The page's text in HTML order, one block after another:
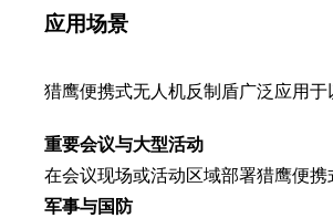
应用场景
猎鹰便携式无人机反制盾广泛应用
重要会议与大型活动
在会议现场或活动区域部署猎鹰便
军事与国防